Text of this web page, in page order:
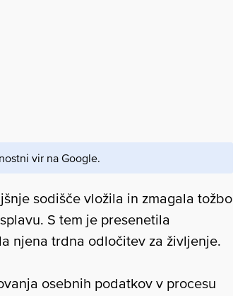
vir na Google.
sodišče vložila in zmagala tožbo
S tem je presenetila
njena trdna odločitev za življenje.
osebnih podatkov v procesu